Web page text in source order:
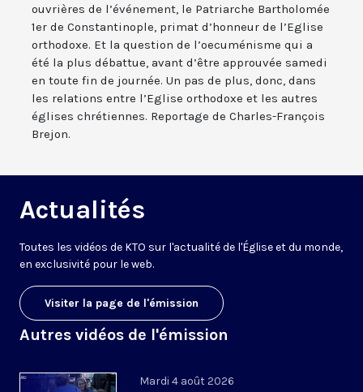
ouvrières de l’événement, le Patriarche Bartholomée
1er de Constantinople, primat d’honneur de l’Eglise
orthodoxe. Et la question de l’oecuménisme qui a
été la plus débattue, avant d’être approuvée samedi
en toute fin de journée. Un pas de plus, donc, dans
les relations entre l’Eglise orthodoxe et les autres
églises chrétiennes. Reportage de Charles-François
Brejon.
Actualités
Toutes les vidéos de KTO sur l'actualité de l'Église et du monde,
en exclusivité pour le web.
Visiter la page de l'émission
Autres vidéos de l'émission
Mardi 4 août 2026